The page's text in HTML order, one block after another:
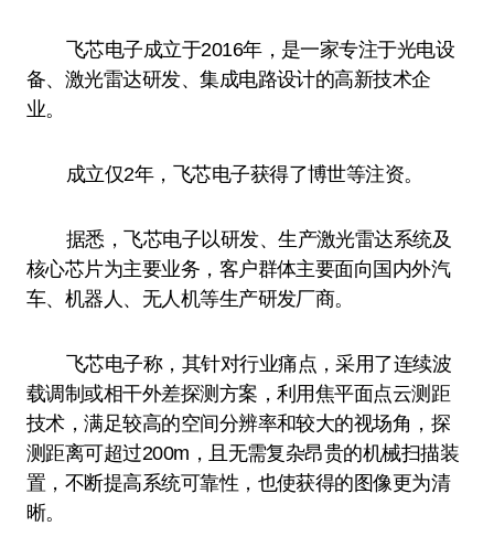
飞芯电子成立于2016年，是一家专注于光电设
备、激光雷达研发、集成电路设计的高新技术企
业。
成立仅2年，飞芯电子获得了博世等注资。
据悉，飞芯电子以研发、生产激光雷达系统及
核心芯片为主要业务，客户群体主要面向国内外汽
车、机器人、无人机等生产研发厂商。
飞芯电子称，其针对行业痛点，采用了连续波
载调制或相干外差探测方案，利用焦平面点云测距
技术，满足较高的空间分辨率和较大的视场角，探
测距离可超过200m，且无需复杂昂贵的机械扫描装
置，不断提高系统可靠性，也使获得的图像更为清
晰。